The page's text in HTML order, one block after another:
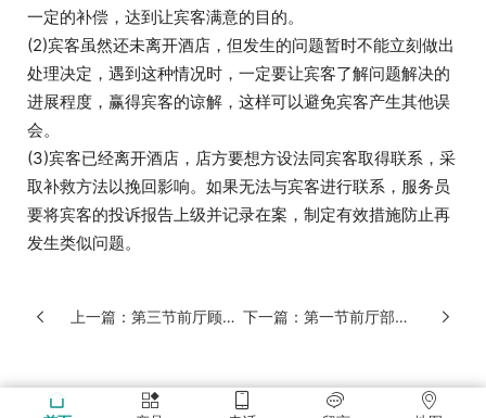
一定的补偿，达到让宾客满意的目的。
(2)宾客虽然还未离开酒店，但发生的问题暂时不能立刻做出
处理决定，遇到这种情况时，一定要让宾客了解问题解决的
进展程度，赢得宾客的谅解，这样可以避免宾客产生其他误
会。
(3)宾客已经离开酒店，店方要想方设法同宾客取得联系，采
取补救方法以挽回影响。如果无法与宾客进行联系，服务员
要将宾客的投诉报告上级并记录在案，制定有效措施防止再
发生类似问题。
上一篇：第三节前厅顾客投诉管理（四） 下一篇：第一节前厅部各岗位职责与工作规范